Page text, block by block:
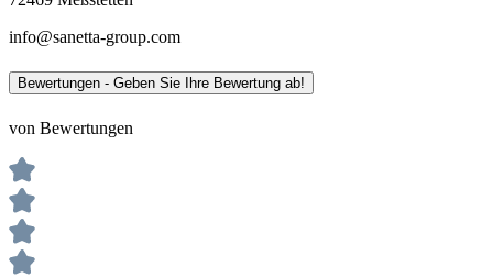
info@sanetta-group.com
Bewertungen - Geben Sie Ihre Bewertung ab!
von Bewertungen